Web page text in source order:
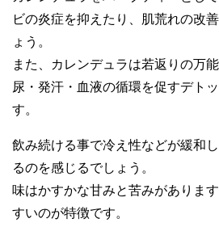
ビの炎症を抑えたり、肌荒れの改
ょう。
また、カレンデュラは若返りの万
尿・発汗・血液の循環を促すデト
す。
飲み続ける事で冷え性などが緩和
るのを感じるでしょう。
味はかすかな甘みと苦みがありま
すいのが特徴です。